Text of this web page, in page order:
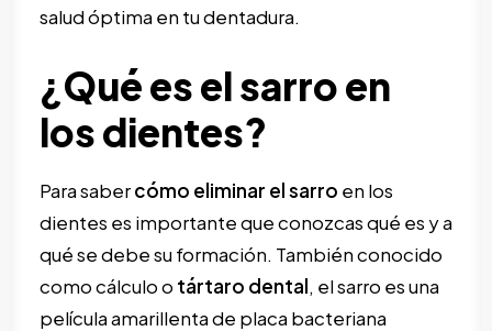
salud óptima en tu dentadura.
¿Qué es el sarro en
los dientes?
Para sabercómo eliminar el sarro en los
dientes es importante que conozcas qué es y a
qué se debe su formación. También conocido
como cálculo o tártaro dental, el sarro es una
película amarillenta de placa bacteriana